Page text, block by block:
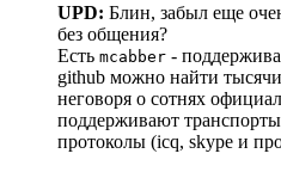
UPD: Блин, забыл еще
без общения?
Есть mcabber -
github можно найти
неговоря о сотнях
поддерживают
протоколы (icq, skype и